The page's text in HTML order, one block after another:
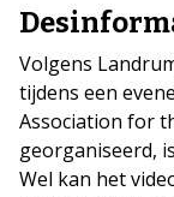
Volgens
tijdens een
Association for
georganiseerd,
Wel kan het